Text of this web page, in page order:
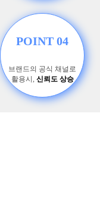
POINT 04
브랜드의 공식 채널로
활용시, 신뢰도 상승